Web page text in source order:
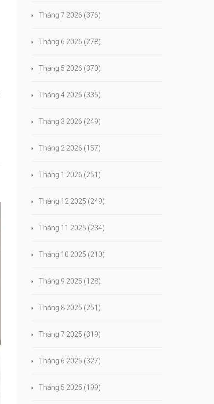
Tháng 7 2026 (376)
Tháng 6 2026 (278)
Tháng 5 2026 (370)
Tháng 4 2026 (335)
Tháng 3 2026 (249)
Tháng 2 2026 (157)
Tháng 1 2026 (251)
Tháng 12 2025 (249)
Tháng 11 2025 (234)
Tháng 10 2025 (210)
Tháng 9 2025 (128)
Tháng 8 2025 (251)
Tháng 7 2025 (319)
Tháng 6 2025 (327)
Tháng 5 2025 (199)